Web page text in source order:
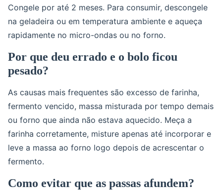
Congele por até 2 meses. Para consumir, descongele
na geladeira ou em temperatura ambiente e aqueça
rapidamente no micro-ondas ou no forno.
Por que deu errado e o bolo ficou
pesado?
As causas mais frequentes são excesso de farinha,
fermento vencido, massa misturada por tempo demais
ou forno que ainda não estava aquecido. Meça a
farinha corretamente, misture apenas até incorporar e
leve a massa ao forno logo depois de acrescentar o
fermento.
Como evitar que as passas afundem?